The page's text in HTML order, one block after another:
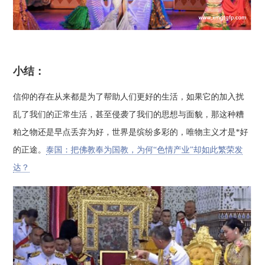
小结：
信仰的存在从来都是为了帮助人们更好的生活，如果它的加入扰
乱了我们的正常生活，甚至侵袭了我们的思想与面貌，那这种糟
粕之物还是早点丢弃为好，世界是缤纷多彩的，唯物主义才是*好
的正途。泰国：把佛教奉为国教，为何“色情产业”却如此繁荣发
达？